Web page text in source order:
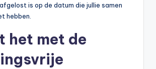
is op de datum die jullie samen
hebben.
het met de